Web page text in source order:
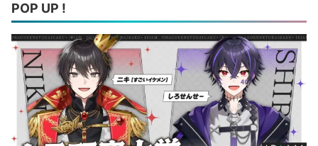
POP UP !